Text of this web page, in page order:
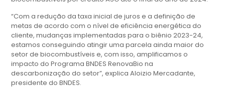
“Com a redução da taxa inicial de juros e a definição de
metas de acordo com o nível de eficiência energética do
cliente, mudanças implementadas para o biênio 2023-24,
estamos conseguindo atingir uma parcela ainda maior do
setor de biocombustíveis e, com isso, amplificamos o
impacto do Programa BNDES RenovaBio na
descarbonização do setor”, explica Aloizio Mercadante,
presidente do BNDES.